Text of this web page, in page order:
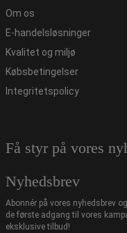
Om os
E-handelsløsninger
Kvalitet og miljø
Købsbetingelser
Integritetspolicy
Få styr på vores
Nyhedsbrev
Abonnér på vores nyhedsbrev
de første adgang til vores
eksklusive tilbud!